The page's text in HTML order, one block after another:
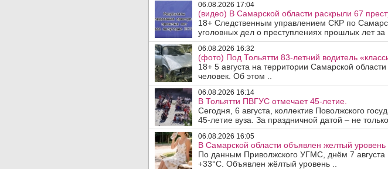
06.08.2026 17:04
(видео) В Самарской области раскрыли 67
18+ Следственным управлением СКР по
уголовных дел о преступлениях прошлых лет за ..
06.08.2026 16:32
(фото) Под Тольятти 83-летний водитель
18+ 5 августа на территории Самарской
человек. Об этом ..
06.08.2026 16:14
В Тольятти ПВГУС отмечает 45-летие.
Сегодня, 6 августа, коллектив Поволжского
45-летие вуза. За праздничной датой – не
06.08.2026 16:05
В Самарской области объявлен желтый уровень
По данным Приволжского УГМС, днём 7
+33°C. Объявлен жёлтый уровень ..